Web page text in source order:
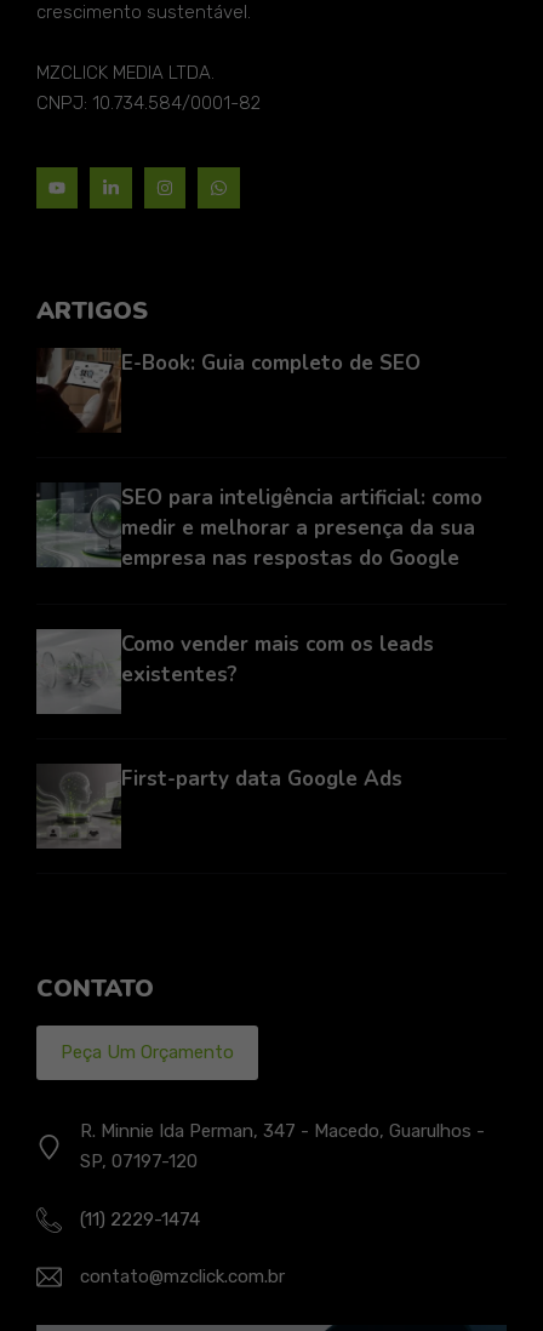
crescimento sustentável.
MZCLICK MEDIA LTDA.
CNPJ: 10.734.584/0001-82
ARTIGOS
E-Book: Guia completo de SEO
SEO para inteligência artificial: como
medir e melhorar a presença da sua
empresa nas respostas do Google
Como vender mais com os leads
existentes?
First-party data Google Ads
CONTATO
Peça Um Orçamento
R. Minnie Ida Perman, 347 - Macedo, Guarulhos -
SP, 07197-120
(11) 2229-1474
contato@mzclick.com.br